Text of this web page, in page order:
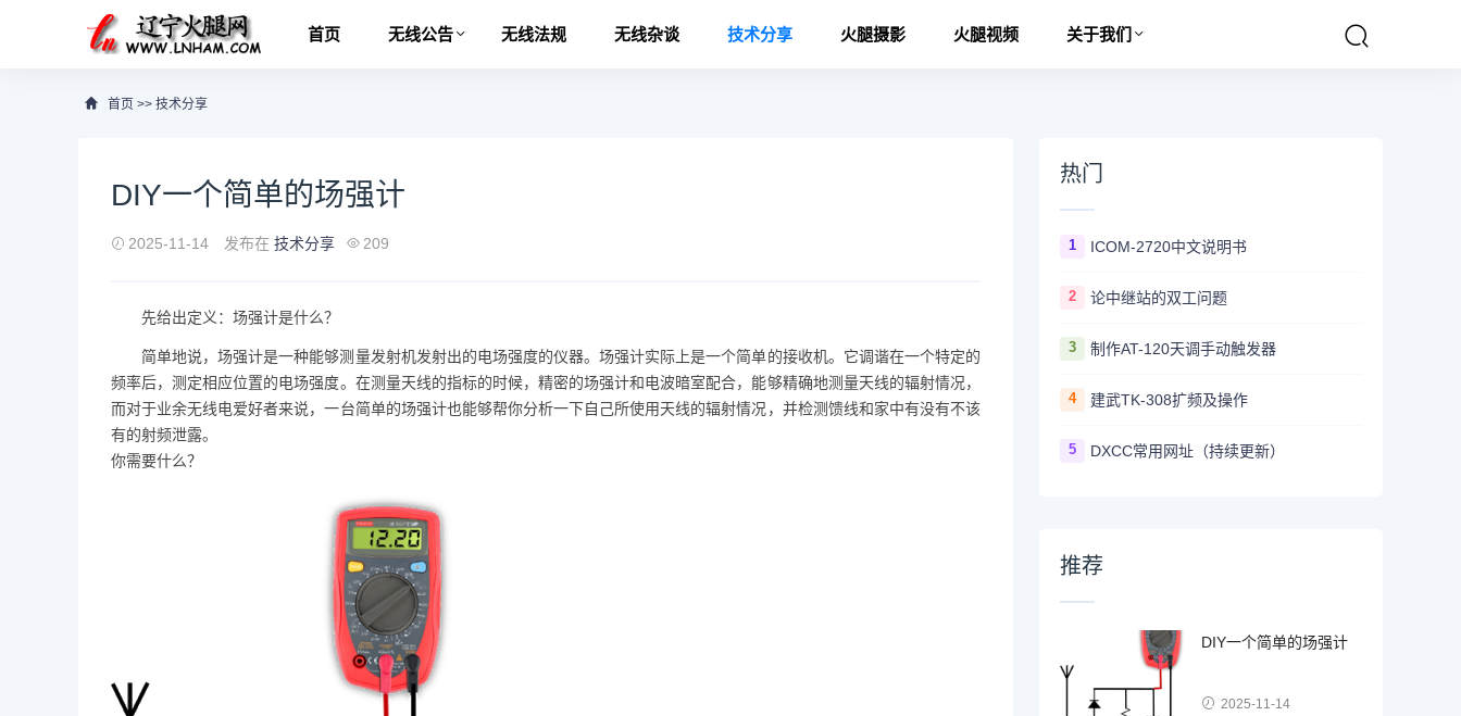
首页 无线公告 无线法规 无线杂谈 技术分享 火腿摄影 火腿视频 关于我们
首页 >> 技术分享
DIY一个简单的场强计
2025-11-14 发布在 技术分享 209
先给出定义：场强计是什么？
简单地说，场强计是一种能够测量发射机发射出的电场强度的仪器。场强计实际上是一个简单的接收机。它调谐在一个特定的
频率后，测定相应位置的电场强度。在测量天线的指标的时候，精密的场强计和电波暗室配合，能够精确地测量天线的辐射情况，
而对于业余无线电爱好者来说，一台简单的场强计也能够帮你分析一下自己所使用天线的辐射情况，并检测馈线和家中有没有不该
有的射频泄露。
你需要什么？
热门
1 ICOM-2720中文说明书
2 论中继站的双工问题
3 制作AT-120天调手动触发器
4 建武TK-308扩频及操作
5 DXCC常用网址（持续更新）
推荐
DIY一个简单的场强计
2025-11-14